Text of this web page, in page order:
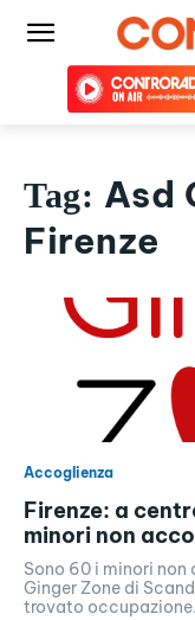
Tag: Asd
Firenze
Accoglienza
Firenze: a
minori non
Sono 60 i minori
Ginger Zone di
trovato